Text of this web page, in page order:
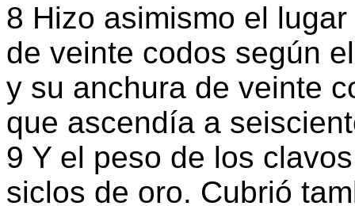
8 Hizo asimismo el
de veinte codos según
y su anchura de veinte
que ascendía a
9 Y el peso de los
siclos de oro. Cubrió